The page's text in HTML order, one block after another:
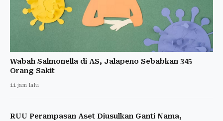
Wabah Salmonella di AS, Jalapeno Sebabkan 345
Orang Sakit
11 jam lalu
RUU Perampasan Aset Diusulkan Ganti Nama,